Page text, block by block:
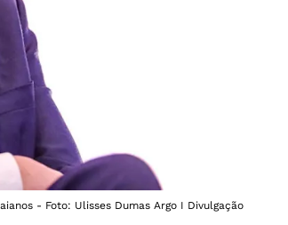
- Foto: Ulisses Dumas Argo I Divulgação